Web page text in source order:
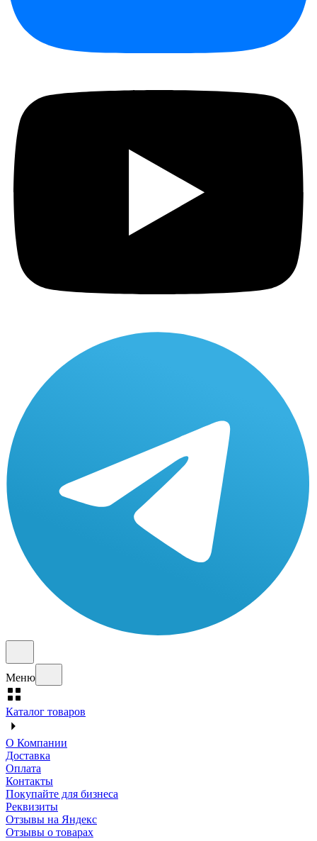
Меню
Каталог товаров
О Компании
Доставка
Оплата
Контакты
Покупайте для бизнеса
Реквизиты
Отзывы на Яндекс
Отзывы о товарах